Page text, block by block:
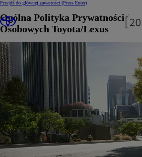
Przejdź do głównej zawartości (Press Enter)
Ogólna Polityka Prywatności i
Osobowych Toyota/Lexus